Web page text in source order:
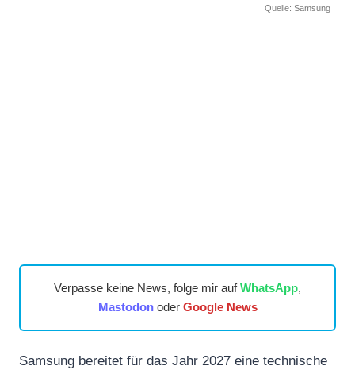
Quelle: Samsung
Verpasse keine News, folge mir aufWhatsApp,
Mastodonoder Google News
Samsung bereitet für das Jahr 2027 eine technische